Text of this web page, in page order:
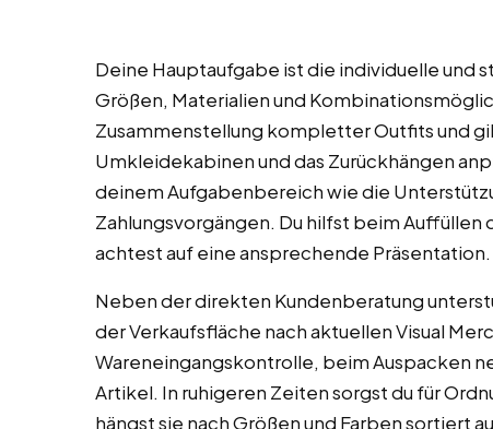
Deine Hauptaufgabe ist die individuelle und
Größen, Materialien und
Zusammenstellung kompletter Outfits und
Umkleidekabinen und das Zurückhängen
deinem Aufgabenbereich wie die
Zahlungsvorgängen. Du hilfst beim Auffüllen
achtest auf eine ansprechende Präsentation.
Neben der direkten Kundenberatung
der Verkaufsfläche nach aktuellen Visual
Wareneingangskontrolle, beim Auspacken
Artikel. In ruhigeren Zeiten sorgst du für
hängst sie nach Größen und Farben sortiert